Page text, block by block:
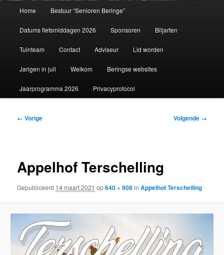
Home Bestuur “Senioren Beringe”
Datums fietsmiddagen 2026 Sponsoren Biljarten
Tuinteam Contact Adviseur Lid worden
Jarigen in juli Welkom Beringse websites
Jaarprogramma 2026 Privacyprotocol
Afbeeldingsnavigatie
← Vorige Volgende →
Appelhof Terschelling
Gepubliceerd 14 maart 2021 op640 × 908inAppelhof Terschelling